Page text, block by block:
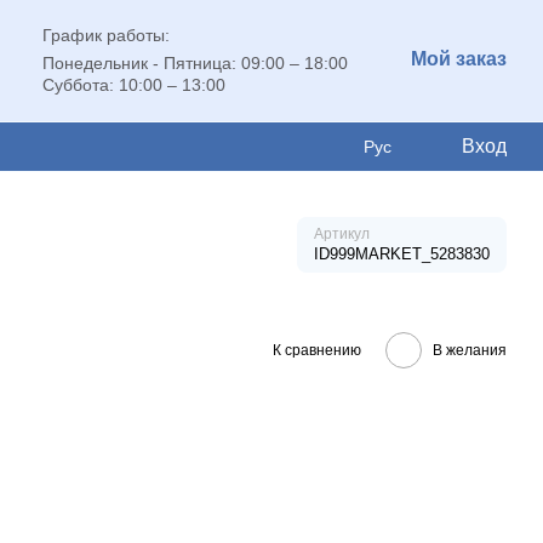
График работы:
Понедельник - Пятница: 09:00 – 18:00
Суббота: 10:00 – 13:00
Мой заказ
Рус Вход
Артикул
ID999MARKET_5283830
К сравнению В желания